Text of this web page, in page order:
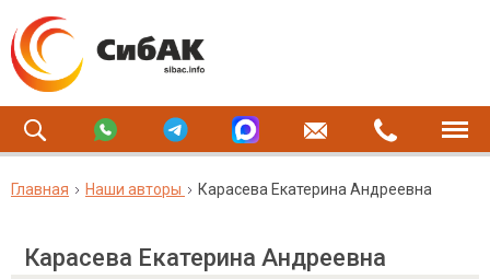
Главная Наши авторы Карасева Екатерина Андреевна
Карасева Екатерина Андреевна